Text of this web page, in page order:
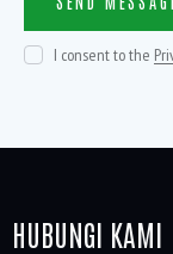
I consent to the
HUBUNGI KAMI